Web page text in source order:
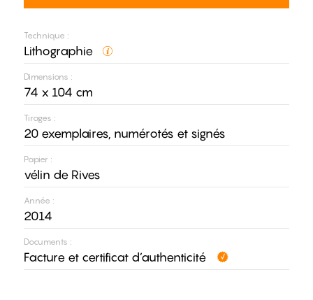
Technique :
Lithographie
Dimensions :
74 x 104 cm
Tirages :
20 exemplaires, numérotés et signés
Papier :
vélin de Rives
Année :
2014
Documents :
Facture et certificat d’authenticité